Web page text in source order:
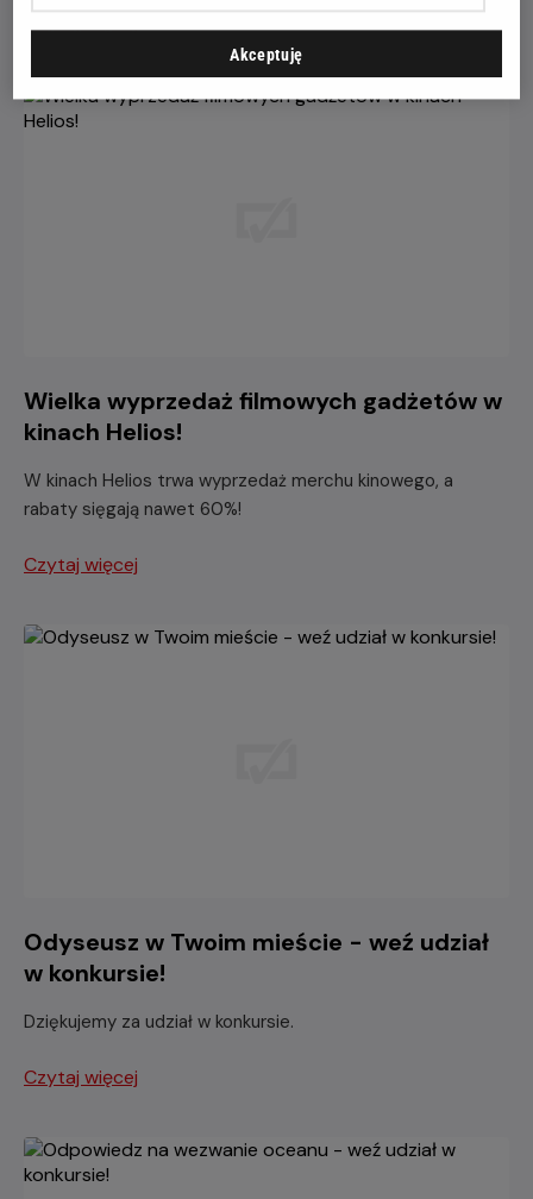
Czytaj więcej
Wielka wyprzedaż filmowych gadżetów w
kinach Helios!
W kinach Helios trwa wyprzedaż merchu kinowego, a
rabaty sięgają nawet 60%!
Czytaj więcej
Odyseusz w Twoim mieście - weź udział
w konkursie!
Dziękujemy za udział w konkursie.
Czytaj więcej
Akceptuję